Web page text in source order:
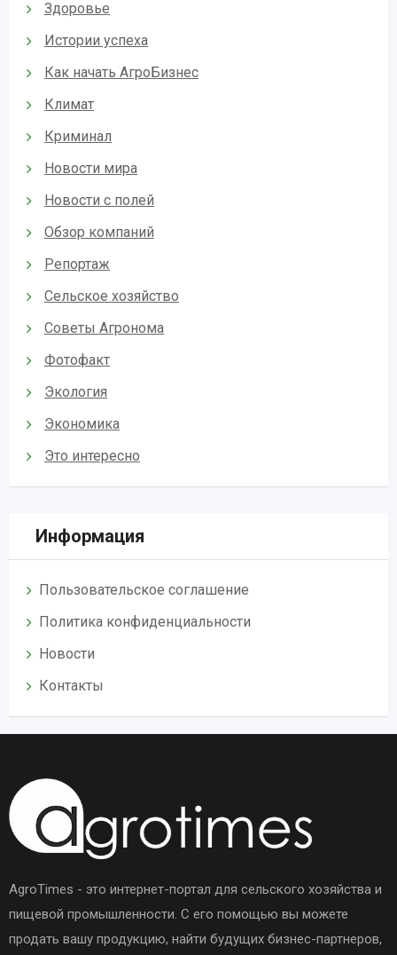
Здоровье
Истории успеха
Как начать АгроБизнес
Климат
Криминал
Новости мира
Новости с полей
Обзор компаний
Репортаж
Сельское хозяйство
Советы Агронома
Фотофакт
Экология
Экономика
Это интересно
Информация
Пользовательское соглашение
Политика конфиденциальности
Новости
Контакты
AgroTimes - это интернет-портал для сельского хозяйства и
пищевой промышленности. С его помощью вы можете
продать вашу продукцию, найти будущих бизнес-партнеров,